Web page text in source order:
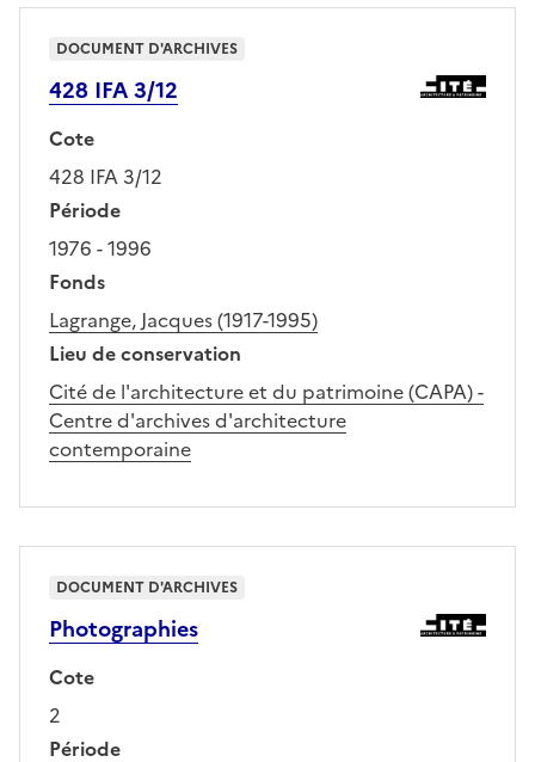
428 IFA 3/12
Cote
428 IFA 3/12
Période
1976 - 1996
Fonds
Lagrange, Jacques (1917-1995)
Lieu de conservation
Cité de l'architecture et du patrimoine (CAPA) -
Centre d'archives d'architecture
contemporaine
DOCUMENT D'ARCHIVES
Photographies
Cote
2
Période
DOCUMENT D'ARCHIVES